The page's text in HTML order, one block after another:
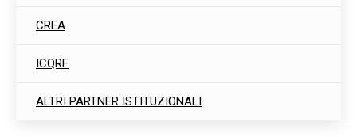
CREA
ICQRF
ALTRI PARTNER ISTITUZIONALI